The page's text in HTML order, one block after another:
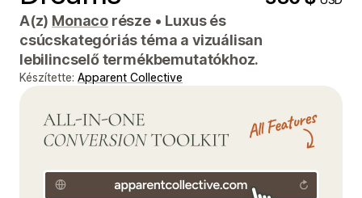
A(z) Monaco része • Luxus és
csúcskategóriás téma a vizuálisan
lebilincselő termékbemutatókhoz.
Készítette: Apparent Collective